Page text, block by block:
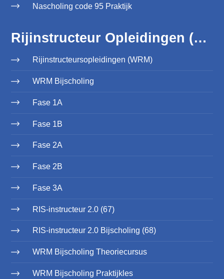
Nascholing code 95 Praktijk
Rijinstructeur Opleidingen (WRM)
Rijinstructeursopleidingen (WRM)
WRM Bijscholing
Fase 1A
Fase 1B
Fase 2A
Fase 2B
Fase 3A
RIS-instructeur 2.0 (67)
RIS-instructeur 2.0 Bijscholing (68)
WRM Bijscholing Theoriecursus
WRM Bijscholing Praktijkles